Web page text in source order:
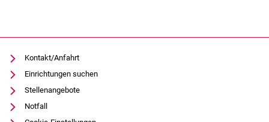
Kontakt/Anfahrt
Einrichtungen suchen
Stellenangebote
Notfall